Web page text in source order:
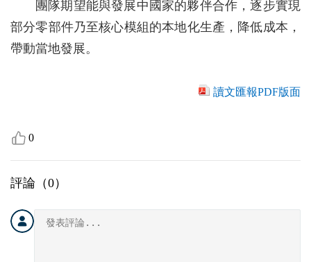
團隊期望能與發展中國家的夥伴合作，逐步實現
部分零部件乃至核心模組的本地化生產，降低成本，
帶動當地發展。
讀文匯報PDF版面
0
評論（0）